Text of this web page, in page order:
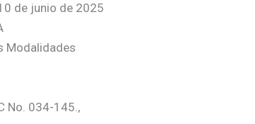
de junio de 2025
Modalidades
No. 034-145.,